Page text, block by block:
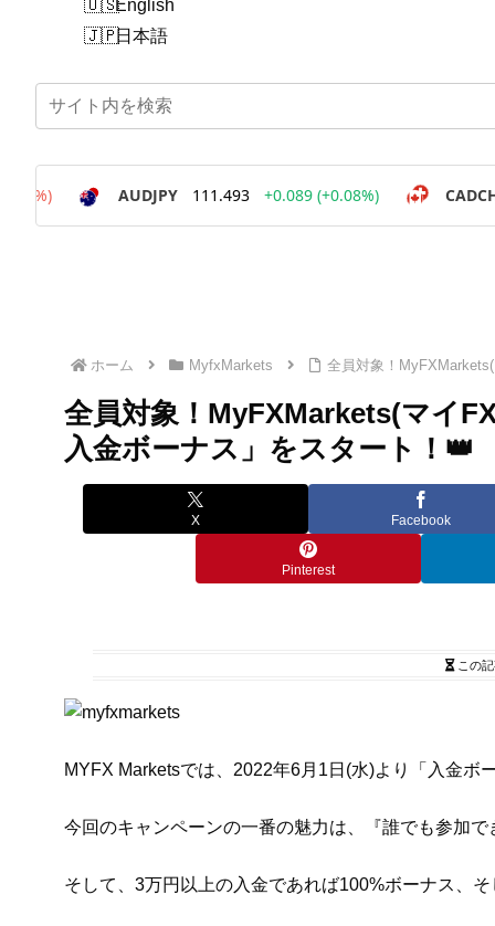
English
日本語
ホーム MyfxMarkets 全員対象！
全員対象！MyFXMarkets(マイ
入金ボーナス」をスタート！👑
X Facebook
Pinterest
この
MYFX Marketsでは、2022年6月1日(水)より「入金ボ
今回のキャンペーンの一番の魅力は、『誰でも参加で
そして、3万円以上の入金であれば100%ボーナス、